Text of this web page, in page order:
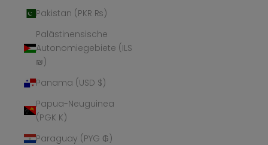
Pakistan (PKR ₨)
Palästinensische
Autonomiegebiete (ILS
₪)
Panama (USD $)
Papua-Neuguinea
(PGK K)
Paraguay (PYG ₲)